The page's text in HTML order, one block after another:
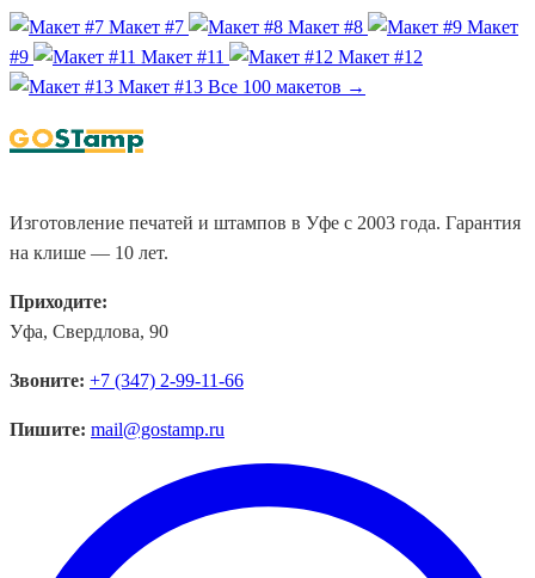
Макет #7 Макет #8
Макет
#9
Макет #11
Макет #12
Макет #13 Все 100 макетов →
Изготовление печатей и штампов в Уфе с 2003 года. Гарантия
на клише — 10 лет.
Приходите:
Уфа, Свердлова, 90
Звоните: +7 (347) 2-99-11-66
Пишите: mail@gostamp.ru